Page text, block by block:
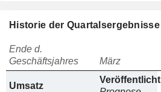
Historie der Quartalsergebnisse
Ende d.
Geschäftsjahres
März
Umsatz
Veröffentlicht